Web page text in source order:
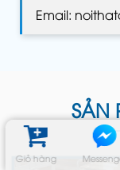
Giỏ hàng
Email:
SẢN